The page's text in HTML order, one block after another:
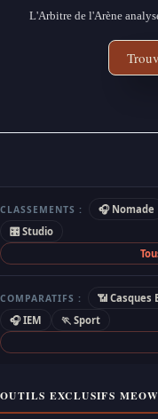
L'Arbitre de l'Arène
CLASSEMENTS : 🎧 Nomade
🎛 Studio
COMPARATIFS : 📶 Casques
🎧 IEM
🏃 Sport
OUTILS EXCLUSIFS